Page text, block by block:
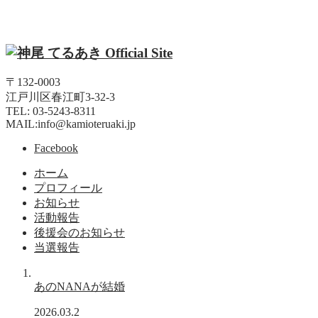
〒132-0003
江戸川区春江町3-32-3
TEL: 03-5243-8311
MAIL:info@kamioteruaki.jp
Facebook
ホーム
プロフィール
お知らせ
活動報告
後援会のお知らせ
当選報告
あのNANAが結婚
2026.03.2